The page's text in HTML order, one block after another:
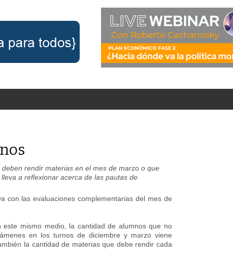
rendir materias en el mes de marzo o que
a reflexionar acerca de las pautas de
con las evaluaciones complementarias del mes de
mismo medio, la cantidad de alumnos que no
en los turnos de diciembre y marzo viene
la cantidad de materias que debe rendir cada